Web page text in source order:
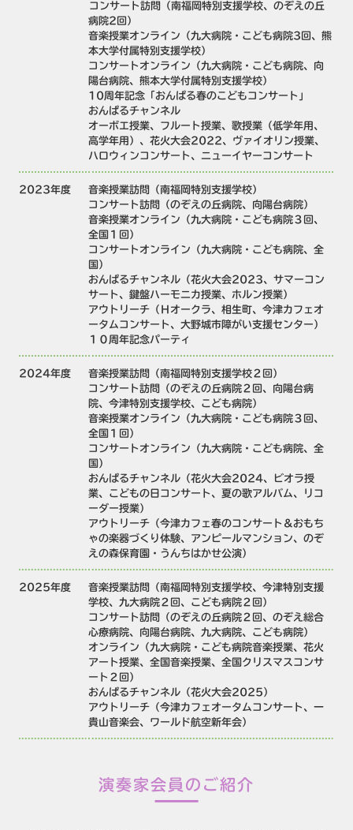
コンサート訪問（南福岡特別支援学校、のぞえの丘
病院2回）
音楽授業オンライン（九大病院・こども病院3回、熊
本大学付属特別支援学校）
コンサートオンライン（九大病院・こども病院、向
陽台病院、熊本大学付属特別支援学校）
10周年記念「おんぱる春のこどもコンサート」
おんぱるチャンネル
オーボエ授業、フルート授業、歌授業（低学年用、
高学年用）、花火大会2022、ヴァイオリン授業、
ハロウィンコンサート、ニューイヤーコンサート
2023年度 音楽授業訪問（南福岡特別支援学校）
コンサート訪問（のぞえの丘病院、向陽台病院）
音楽授業オンライン（九大病院・こども病院３回、
全国１回）
コンサートオンライン（九大病院・こども病院、全
国）
おんぱるチャンネル（花火大会2023、サマーコン
サート、鍵盤ハーモニカ授業、ホルン授業）
アウトリーチ（Ｈオークラ、相生町、今津カフェオ
ータムコンサート、大野城市障がい支援センター）
１０周年記念パーティ
2024年度 音楽授業訪問（南福岡特別支援学校２回）
コンサート訪問（のぞえの丘病院２回、向陽台病
院、今津特別支援学校、こども病院）
音楽授業オンライン（九大病院・こども病院３回、
全国１回）
コンサートオンライン（九大病院・こども病院、全
国）
おんぱるチャンネル（花火大会2024、ビオラ授
業、こどもの日コンサート、夏の歌アルバム、リコ
ーダー授業）
アウトリーチ（今津カフェ春のコンサート＆おもち
ゃの楽器づくり体験、アンピールマンション、のぞ
えの森保育園・うんちはかせ公演）
2025年度 音楽授業訪問（南福岡特別支援学校、今津特別支援
学校、九大病院２回、こども病院２回）
コンサート訪問（のぞえの丘病院２回、のぞえ総合
心療病院、向陽台病院、九大病院、こども病院）
オンライン（九大病院・こども病院音楽授業、花火
アート授業、全国音楽授業、全国クリスマスコンサ
ート２回）
おんぱるチャンネル（花火大会2025）
アウトリーチ（今津カフェオータムコンサート、一
貴山音楽会、ワールド航空新年会）
演奏家会員のご紹介